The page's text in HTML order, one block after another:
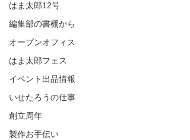
はま太郎12号
編集部の書棚から
オープンオフィス
はま太郎フェス
イベント出品情報
いせたろうの仕事
創立周年
製作お手伝い